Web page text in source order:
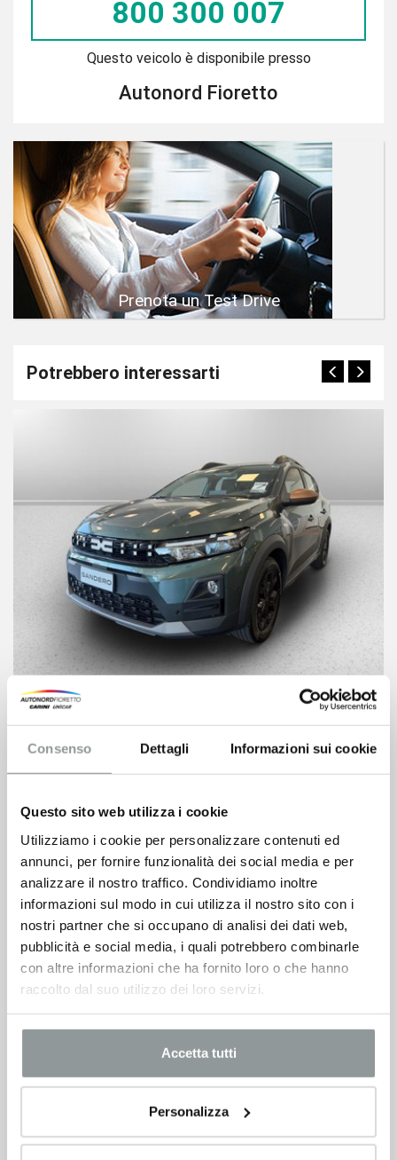
Consenso Dettagli Informazioni sui cookie
Questo sito web utilizza i cookie
Utilizziamo i cookie per personalizzare contenuti ed
annunci, per fornire funzionalità dei social media e per
analizzare il nostro traffico. Condividiamo inoltre
informazioni sul modo in cui utilizza il nostro sito con i
nostri partner che si occupano di analisi dei dati web,
pubblicità e social media, i quali potrebbero combinarle
con altre informazioni che ha fornito loro o che hanno
raccolto dal suo utilizzo dei loro servizi.
Accetta tutti
Personalizza
800 300 007
Questo veicolo è disponibile presso
Autonord Fioretto
Prenota un Test Drive
Potrebbero interessarti
Dacia Sandero